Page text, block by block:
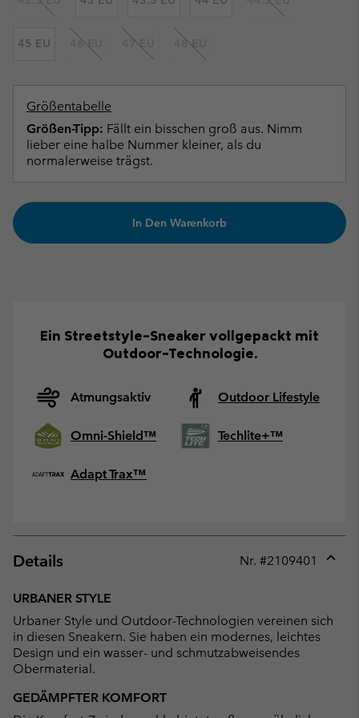
45 EU 46 EU 47 EU 48 EU
Größentabelle
Größen-Tipp: Fällt ein bisschen groß aus. Nimm
lieber eine halbe Nummer kleiner, als du
normalerweise trägst.
In Den Warenkorb
Ein Streetstyle-Sneaker vollgepackt mit
Outdoor-Technologie.
Atmungsaktiv Outdoor Lifestyle
Omni-Shield™ Techlite+™
Adapt Trax™
Details Nr. #2109401
URBANER STYLE
Urbaner Style und Outdoor-Technologien vereinen sich
in diesen Sneakern. Sie haben ein modernes, leichtes
Design und ein wasser- und schmutzabweisendes
Obermaterial.
GEDÄMPFTER KOMFORT